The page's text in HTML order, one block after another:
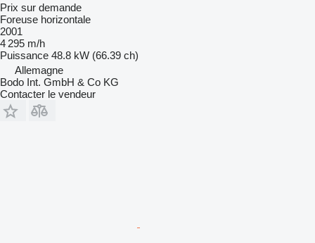
Prix sur demande
Foreuse horizontale
2001
4 295 m/h
Puissance 48.8 kW (66.39 ch)
Allemagne
Bodo Int. GmbH & Co KG
Contacter le vendeur